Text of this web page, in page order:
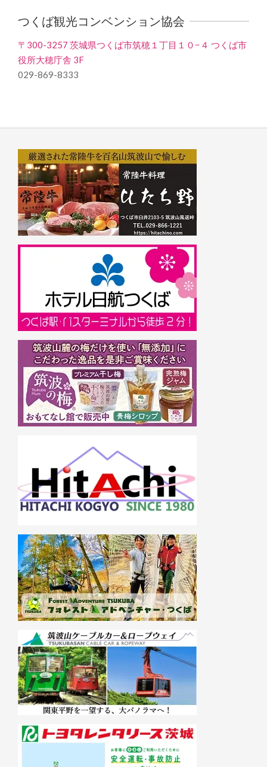
つくば観光コンベンション協会
〒300-3257 茨城県つくば市筑穂１丁目１０−４ つくば市
役所大穂庁舎 3F
029-869-8333